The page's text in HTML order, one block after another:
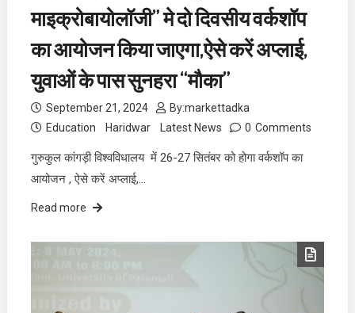
माइक्रोबायोलॉजी” मे दो दिवसीय वर्कशॉप
का आयोजन किया जाएगा,ऐसे करें अप्लाई,
युवाओं के पास सुनहरा “मौका”
September 21, 2024 By:markettadka
Education
Haridwar Latest News 0 Comments
गुरुकुल कांगड़ी विश्वविधालय में 26-27 सितंबर को होगा वर्कशॉप का
आयोजन , ऐसे करें अप्लाई,…
Read more